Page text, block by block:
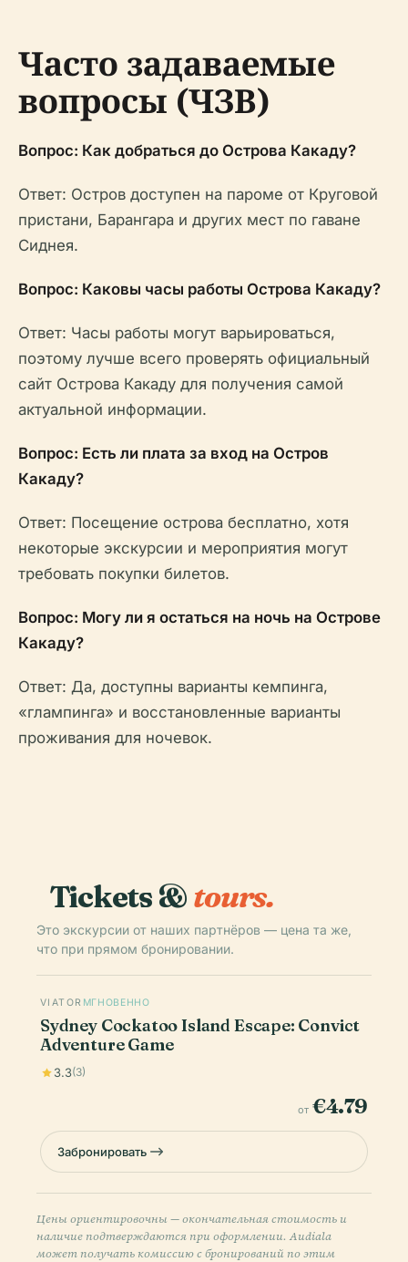
Часто задаваемые
вопросы (ЧЗВ)
Вопрос: Как добраться до Острова Какаду?
Ответ: Остров доступен на пароме от Круговой
пристани, Барангара и других мест по гаване
Сиднея.
Вопрос: Каковы часы работы Острова Какаду?
Ответ: Часы работы могут варьироваться,
поэтому лучше всего проверять официальный
сайт Острова Какаду для получения самой
актуальной информации.
Вопрос: Есть ли плата за вход на Остров
Какаду?
Ответ: Посещение острова бесплатно, хотя
некоторые экскурсии и мероприятия могут
требовать покупки билетов.
Вопрос: Могу ли я остаться на ночь на Острове
Какаду?
Ответ: Да, доступны варианты кемпинга,
«глампинга» и восстановленные варианты
проживания для ночевок.
Tickets &tours.
Это экскурсии от наших партнёров — цена та же,
что при прямом бронировании.
VIATOR МГНОВЕННО
Sydney Cockatoo Island Escape: Convict
Adventure Game
3.3(3)
от €4.79
Забронировать
Цены ориентировочны — окончательная стоимость и
наличие подтверждаются при оформлении. Audiala
может получать комиссию с бронирований по этим